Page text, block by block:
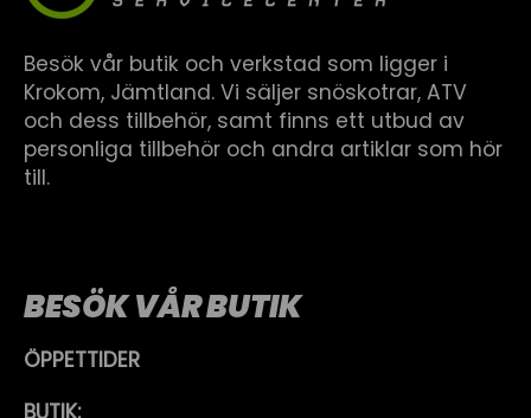
Besök vår butik och verkstad som ligger i
Krokom, Jämtland. Vi säljer snöskotrar, ATV
och dess tillbehör, samt finns ett utbud av
personliga tillbehör och andra artiklar som hör
till.
BESÖK VÅR BUTIK
ÖPPETTIDER
BUTIK: